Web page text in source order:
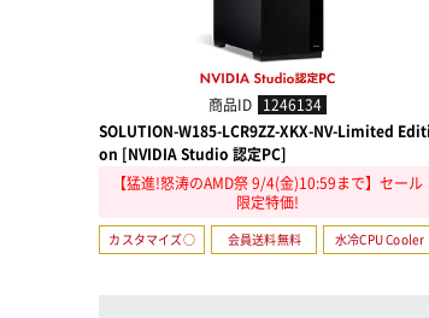
商品ID 1246134
SOLUTION-W185-LCR9ZZ-XKX-NV-Limited Editi
on [NVIDIA Studio 認定PC]
【猛進!怒涛のAMD祭 9/4(金)10:59まで】セール
限定特価!
カスタマイズ○ 会員送料無料 水冷CPU Cooler